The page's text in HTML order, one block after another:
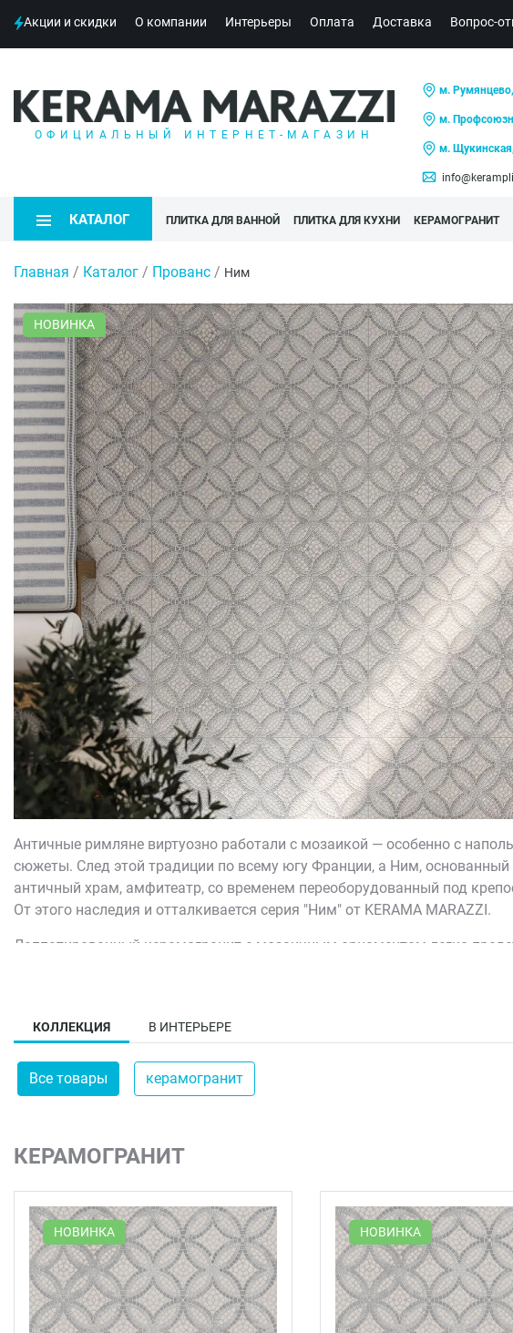
Акции и скидки О компании Интерьеры Оплата Доставка Вопрос-
ОФИЦИАЛЬНЫЙ ИНТЕРНЕТ-МАГАЗИН
м. Румянцево,
м.
м.
КАТАЛОГ ПЛИТКА ДЛЯ ВАННОЙ ПЛИТКА ДЛЯ КУХНИ КЕРАМОГРАНИТ
Главная / Каталог / Прованс / Ним
НОВИНКА
Античные римляне виртуозно работали с мозаикой — особенно с
сюжеты. След этой традиции по всему югу Франции, а Ним, основанный
античный храм, амфитеатр, со временем переоборудованный под
От этого наследия и отталкивается серия "Ним" от KERAMA MARAZZI.
Лаппатированный керамогранит с мозаичным орнаментом легко
участков отполирована, часть остается слегка рельефной, и за счёт
степенью износа. Орнамент здесь не выглядит музейной репликой —
её копию.
КОЛЛЕКЦИЯ В ИНТЕРЬЕРЕ
Все товары керамогранит
КЕРАМОГРАНИТ
НОВИНКА НОВИНКА